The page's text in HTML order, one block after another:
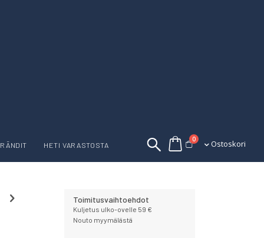
Ostoskori
0tuotettaOstoskori
HETI VARASTOSTA
Toimitusvaihtoehdot
Kuljetus ulko-ovelle 59 €
Nouto myymälästä